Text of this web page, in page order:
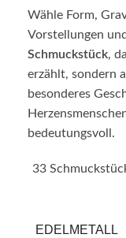
Wähle Form,
Vorstellungen
Schmuckstück,
erzählt, sondern
besonderes
bedeutungsvoll.
33
EDELMETALL